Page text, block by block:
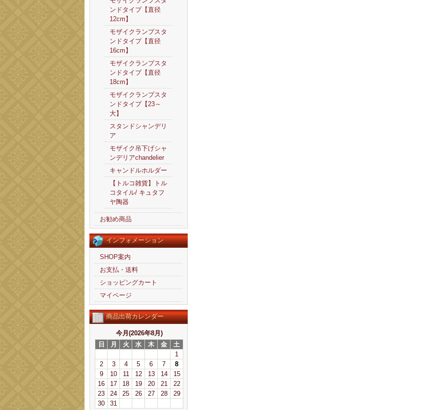
ンドタイプ【直径
12cm】
モザイクランプスタ
ンドタイプ【直径
16cm】
モザイクランプスタ
ンドタイプ【直径
18cm】
モザイクランプスタ
ンドタイプ【23～
大】
スタンドシャンデリ
ア
モザイク吊下げシャ
ンデリアchandelier
キャンドルホルダー
【トルコ雑貨】トル
コタイル/ キュタフ
ヤ陶器
お勧め商品
インフォメーション
SHOP案内
お支払・送料
ショッピングカート
マイページ
商品出荷カレンダー
今月(2026年8月)
日
月 火 水 木 金
土
1
2
3 4 5 6 7
8
9
10 11 12 13 14
15
16
17 18 19 20 21
22
23
24 25 26 27 28
29
30
31